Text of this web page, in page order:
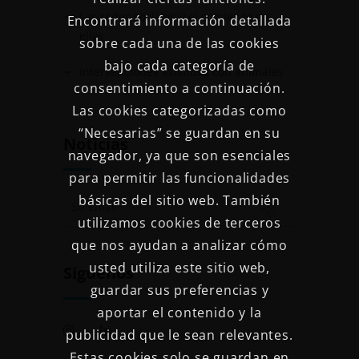
Las redes sociales y el comienzo en
ellas
Intervenciones asistidas con animales
Noticias
Síguenos
Encontrará información detallada
sobre cada una de las cookies
bajo cada categoría de
consentimiento a continuación.
Las cookies categorizadas como
“Necesarias” se guardan en su
navegador, ya que son esenciales
para permitir las funcionalidades
básicas del sitio web. También
utilizamos cookies de terceros
que nos ayudan a analizar cómo
usted utiliza este sitio web,
guardar sus preferencias y
aportar el contenido y la
publicidad que le sean relevantes.